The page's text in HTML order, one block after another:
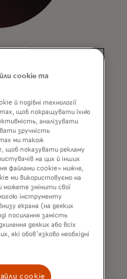
свій
cookie та
й подібні технології
щоб покращувати їхню
аналізувати
зручність
ми також
щоб показувати рекламу
на цих й інших
файлами cookie» нижче,
ми використовуємо на
можете змінити свої
інструменту
екрана (на деяких
посилання замість
деяких або всіх
які обов'язково необхідні
cookie